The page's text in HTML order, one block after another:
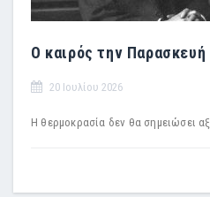
Ο καιρός την Παρασκευή
20 Ιουλίου 2026
Η θερμοκρασία δεν θα σημειώσει